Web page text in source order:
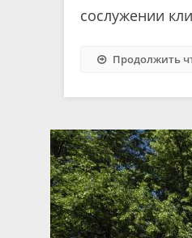
сослужении
Продолжить